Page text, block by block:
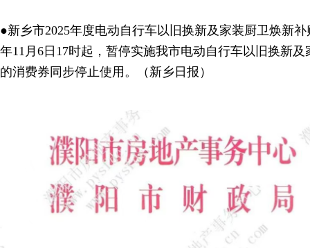
●新乡市2025年度电动自行车以旧换新及家装厨卫焕新
年11月6日17时起，暂停实施我市电动自行车以旧换新
的消费券同步停止使用。（新乡日报）